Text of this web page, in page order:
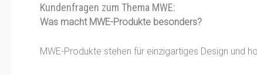
Kundenfragen zum Thema MWE:
Was macht MWE-Produkte besonders?
MWE-Produkte stehen für einzigartiges Design und